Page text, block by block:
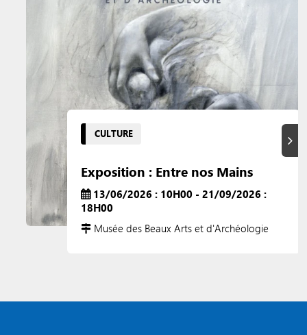
CULTURE
Exposition : Entre nos Mains
13/06/2026 : 10H00 - 21/09/2026 :
18H00
Musée des Beaux Arts et d'Archéologie